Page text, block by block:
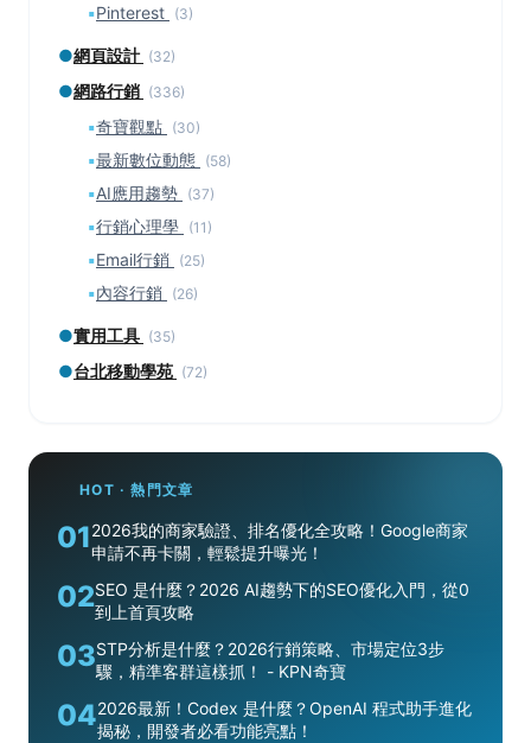
▪Pinterest (3)
●網頁設計 (32)
●網路行銷 (336)
▪奇寶觀點 (30)
▪最新數位動態 (58)
▪AI應用趨勢 (37)
▪行銷心理學 (11)
▪Email行銷 (25)
▪內容行銷 (26)
●實用工具 (35)
●台北移動學苑 (72)
HOT · 熱門文章
012026我的商家驗證、排名優化全攻略！Google商家
申請不再卡關，輕鬆提升曝光！
02SEO 是什麼？2026 AI趨勢下的SEO優化入門，從0
到上首頁攻略
03STP分析是什麼？2026行銷策略、市場定位3步
驟，精準客群這樣抓！ - KPN奇寶
042026最新！Codex 是什麼？OpenAI 程式助手進化
揭秘，開發者必看功能亮點！